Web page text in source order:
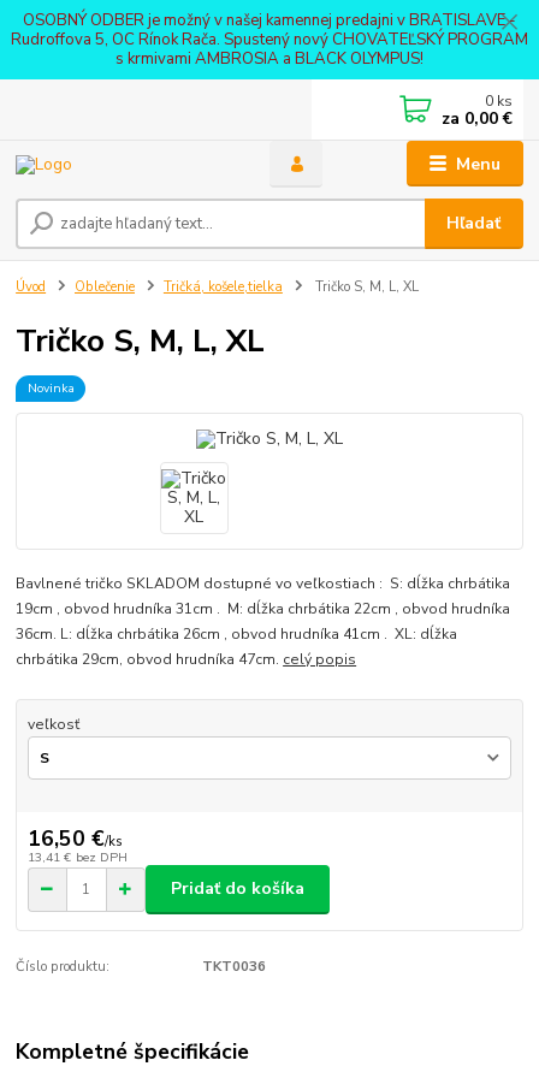
OSOBNÝ ODBER je možný v našej kamennej predajni v BRATISLAVE -
Rudroffova 5, OC Rínok Rača. Spustený nový CHOVATEĽSKÝ PROGRAM
s krmivami AMBROSIA a BLACK OLYMPUS!
Menu
Hľadať
0 ks
za 0,00 €
Úvod Oblečenie Tričká, košele,tielka Tričko S, M, L, XL
Tričko S, M, L, XL
Novinka
Bavlnené tričko SKLADOM dostupné vo veľkostiach : S: dĺžka chrbátika
19cm , obvod hrudníka 31cm . M: dĺžka chrbátika 22cm , obvod hrudníka
36cm. L: dĺžka chrbátika 26cm , obvod hrudníka 41cm . XL: dĺžka
chrbátika 29cm, obvod hrudníka 47cm. celý popis
veľkosť
16,50 €/ks
13,41 € bez DPH
Pridať do košíka
Číslo produktu: TKT0036
Kompletné špecifikácie